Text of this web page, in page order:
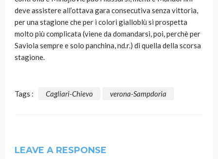
deve assistere all’ottava gara consecutiva senza vittoria,
per una stagione che per i colori gialloblù si prospetta
molto più complicata (viene da domandarsi, poi, perchè per
Saviola sempre e solo panchina, nd.r.) di quella della scorsa
stagione.
Tags : Cagliari-Chievo verona-Sampdoria
LEAVE A RESPONSE